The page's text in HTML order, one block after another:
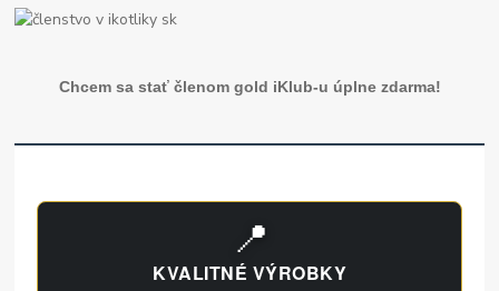
Chcem sa stať členom gold iKlub-u úplne zdarma!
📍
KVALITNÉ VÝROBKY